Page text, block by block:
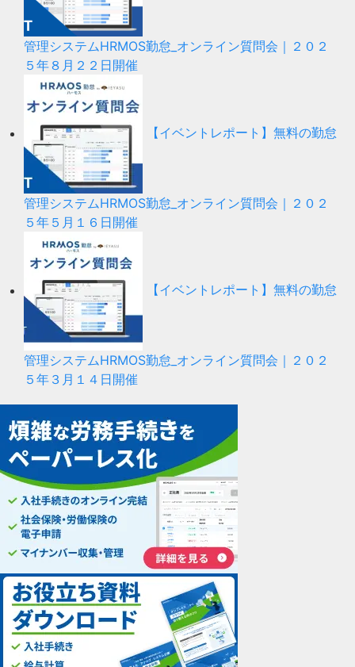
管理システムHRMOS勤怠_オンライン質問会｜２０２
５年８月２２日開催
【イベントレポート】無料の勤怠
管理システムHRMOS勤怠_オンライン質問会｜２０２
５年５月１６日開催
【イベントレポート】無料の勤怠
管理システムHRMOS勤怠_オンライン質問会｜２０２
５年３月１４日開催